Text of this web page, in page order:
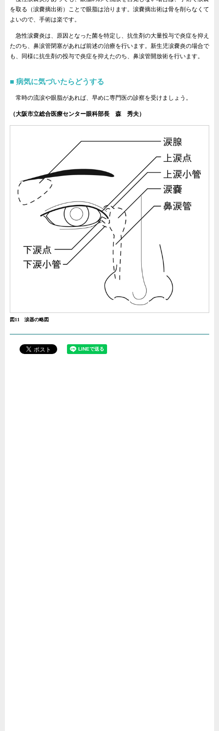
を取る（涙嚢摘出術）ことで眼脂は治ります。涙嚢摘出術は骨を削らなくて
よいので、手術は楽です。
急性涙嚢炎は、原因となった菌を特定し、抗生剤の大量投与で炎症を抑え
たのち、鼻涙管閉塞があれば前述の治療を行います。新生児涙嚢炎の場合で
も、同様に抗生剤の投与で炎症を抑えたのち、鼻涙管開放術を行います。
病気に気づいたらどうする
常時の流涙や眼脂があれば、早めに専門医の診察を受けましょう。
（大阪市立総合医療センター眼科部長 森 秀夫）
図11 涙器の略図